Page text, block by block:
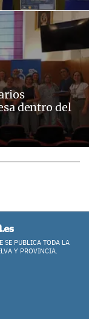
dentro del
SE PUBLICA TODA LA
Y PROVINCIA.